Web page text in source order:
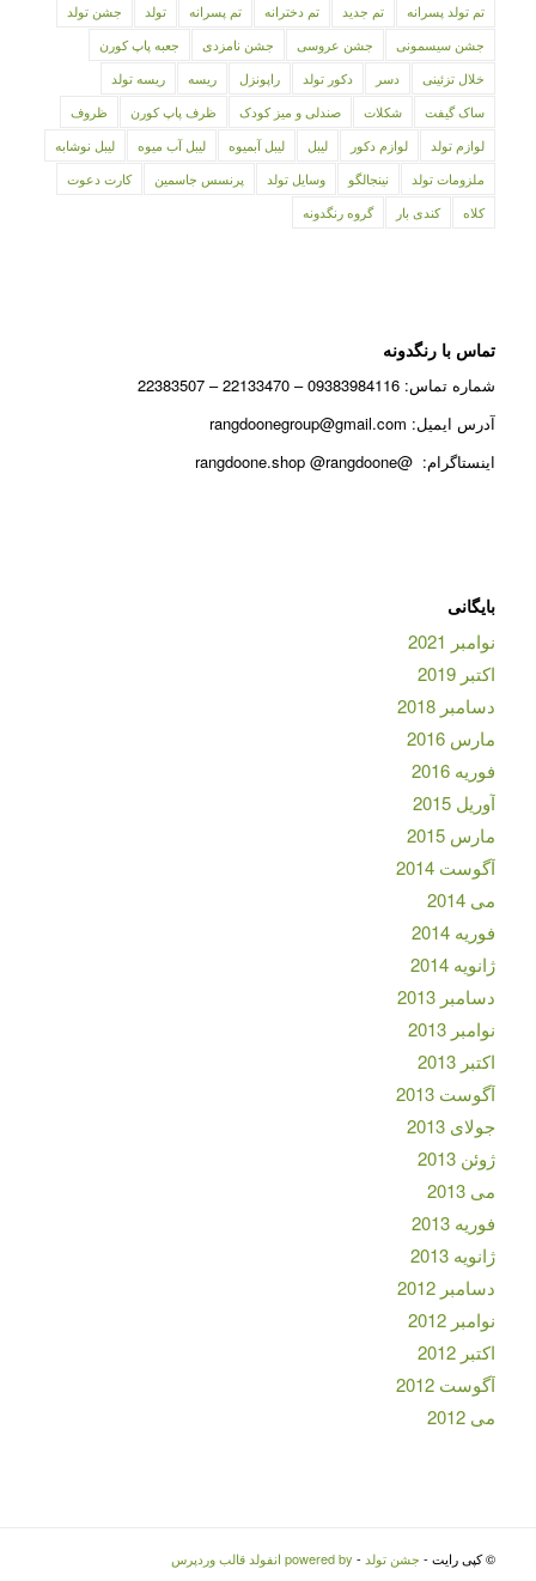
تم تولد پسرانه
تم جدید تم دخترانه تم پسرانه تولد
جشن تولد
جشن سیسمونی
جشن عروسی جشن نامزدی
جعبه پاپ کورن
خلال تزئینی
دسر دکور تولد راپونزل ریسه
ریسه تولد
ساک گیفت
شکلات صندلی و میز کودک ظرف پاپ کورن
ظروف
لوازم تولد
لوازم دکور لیبل لیبل آبمیوه لیبل آب میوه
لیبل نوشابه
ملزومات تولد
نینجالگو وسایل تولد پرنسس جاسمین
کارت دعوت
کلاه
کندی بار گروه رنگدونه
تماس با رنگدونه
شماره تماس: 09383984116 – 22133470 – 22383507
آدرس ایمیل: rangdoonegroup@gmail.com
اینستاگرام: @rangdoone.shop @rangdoone
بایگانی
نوامبر 2021
اکتبر 2019
دسامبر 2018
مارس 2016
فوریه 2016
آوریل 2015
مارس 2015
آگوست 2014
می 2014
فوریه 2014
ژانویه 2014
دسامبر 2013
نوامبر 2013
اکتبر 2013
آگوست 2013
جولای 2013
ژوئن 2013
می 2013
فوریه 2013
ژانویه 2013
دسامبر 2012
نوامبر 2012
اکتبر 2012
آگوست 2012
می 2012
© کپی رایت - جشن تولد - powered by انفولد قالب وردپرس